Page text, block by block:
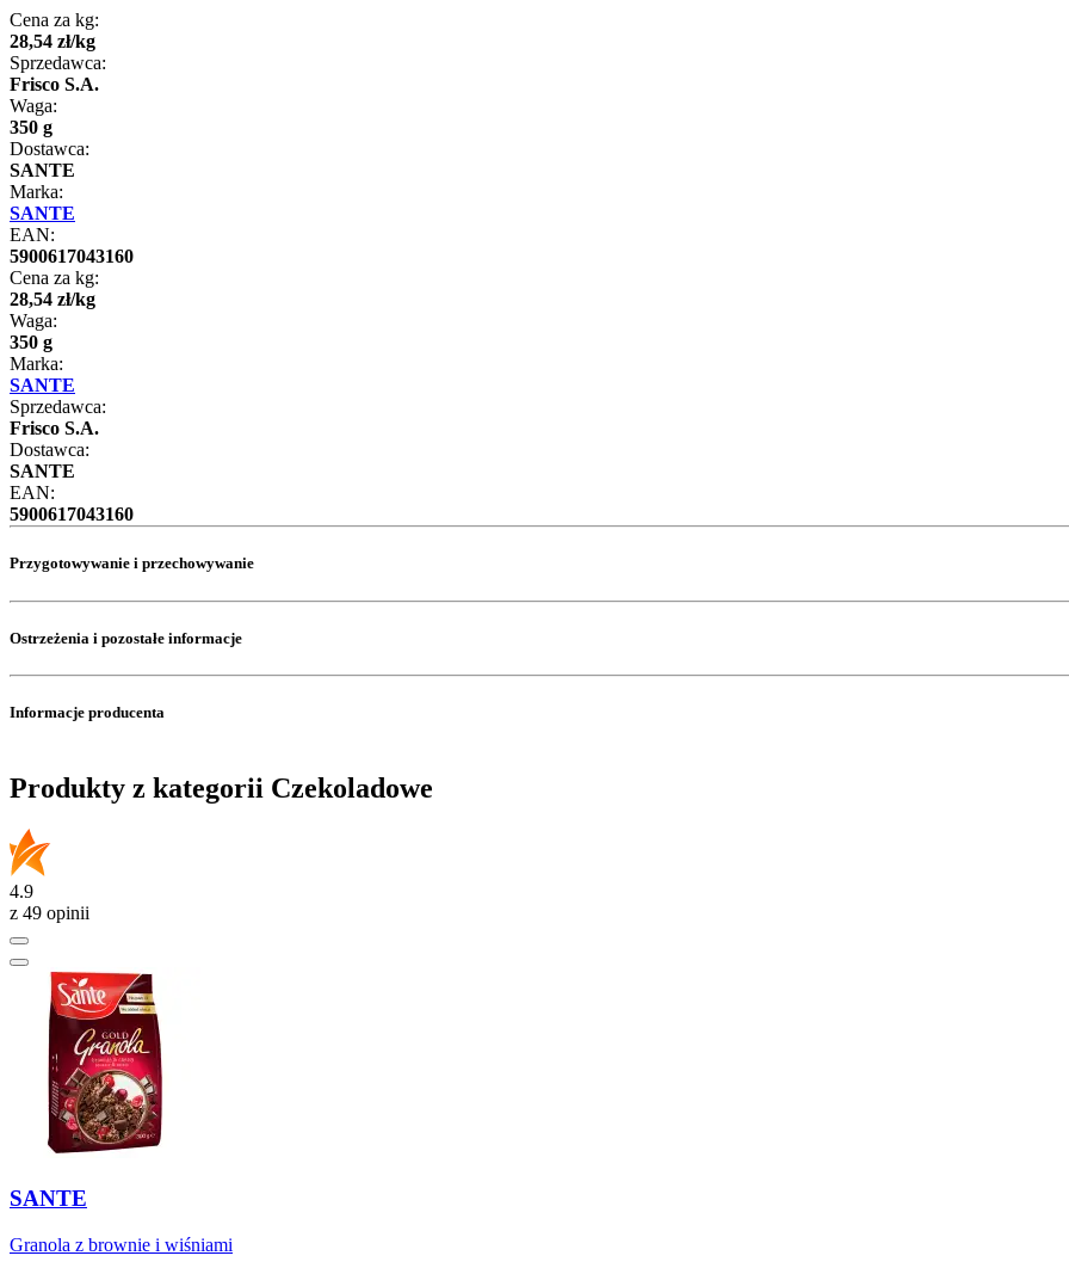
Cena za kg:
28,54 zł/kg
Sprzedawca:
Frisco S.A.
Waga:
350 g
Dostawca:
SANTE
Marka:
SANTE
EAN:
5900617043160
Cena za kg:
28,54 zł/kg
Waga:
350 g
Marka:
SANTE
Sprzedawca:
Frisco S.A.
Dostawca:
SANTE
EAN:
5900617043160
Przygotowywanie i przechowywanie
Ostrzeżenia i pozostałe informacje
Informacje producenta
Produkty z kategorii Czekoladowe
4.9
z 49 opinii
SANTE
Granola z brownie i wiśniami